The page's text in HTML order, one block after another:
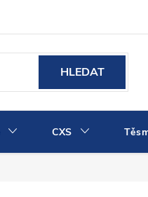
HLEDAT
CXS